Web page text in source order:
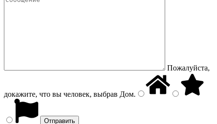
Пожалуйста,
докажите, что вы человек, выбрав Дом.